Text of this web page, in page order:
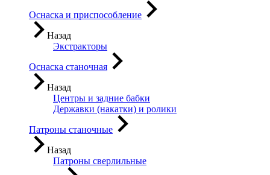
Оснаска и приспособление
Назад
Экстракторы
Оснаска станочная
Назад
Центры и задние бабки
Державки (накатки) и ролики
Патроны станочные
Назад
Патроны сверлильные